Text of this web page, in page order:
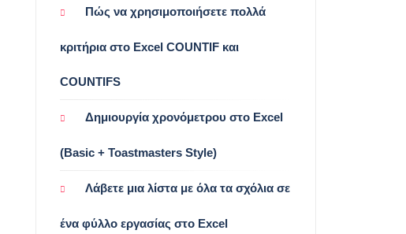
Πώς να χρησιμοποιήσετε πολλά
κριτήρια στο Excel COUNTIF και
COUNTIFS
Δημιουργία χρονόμετρου στο Excel
(Basic + Toastmasters Style)
Λάβετε μια λίστα με όλα τα σχόλια σε
ένα φύλλο εργασίας στο Excel